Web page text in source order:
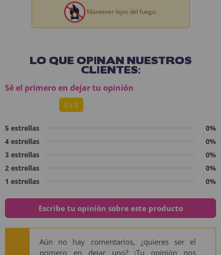
Mantener lejos del fuego.
LO QUE OPINAN NUESTROS
CLIENTES:
Sé el primero en dejar tu opinión
0 / 5
5 estrellas
0%
4 estrellas
0%
3 estrellas
0%
2 estrellas
0%
1 estrellas
0%
Escribe tu opinión sobre este producto
Aún no hay comentarios, ¿quieres ser el
primero en dejar uno? ¡Tu opinión nos